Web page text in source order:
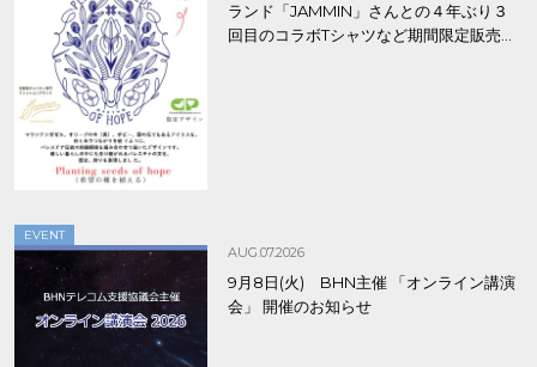
ランド「JAMMIN」さんとの４年ぶり３
回目のコラボTシャツなど期間限定販売、
EVENT
AUG.07.2026
9月8日(火) BHN主催 「オンライン講演
会」 開催のお知らせ